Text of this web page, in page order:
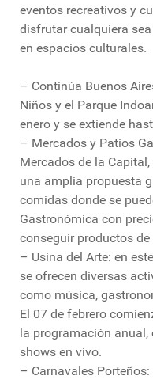
eventos recreativos y
disfrutar cualquiera
en espacios culturales.
– Continúa Buenos
Niños y el Parque
enero y se extiende
– Mercados y Patios
Mercados de la
una amplia propuesta
comidas donde se
Gastronómica con
conseguir productos
– Usina del Arte: en
se ofrecen diversas
como música,
El 07 de febrero
la programación
shows en vivo.
– Carnavales